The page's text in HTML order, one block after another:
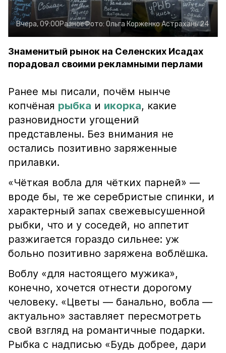
Вчера, 09:00РазноеФото: Ольга КорженкоАстрахань 24
Знаменитый рынок на Селенских Исадах
порадовал своими рекламными перлами
Ранее мы писали, почём нынче
копчёная рыбка и икорка, какие
разновидности угощений
представлены. Без внимания не
остались позитивно заряженные
прилавки.
«Чёткая вобла для чётких парней» —
вроде бы, те же серебристые спинки, и
характерный запах свежевысушенной
рыбки, что и у соседей, но аппетит
разжигается гораздо сильнее: уж
больно позитивно заряжена воблёшка.
Воблу «для настоящего мужика»,
конечно, хочется отнести дорогому
человеку. «Цветы — банально, вобла —
актуально» заставляет пересмотреть
свой взгляд на романтичные подарки.
Рыбка с надписью «Будь добрее, дари